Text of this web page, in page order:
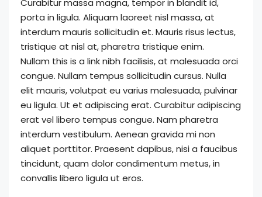
porta in ligula. Aliquam laoreet nisl massa, at
interdum mauris sollicitudin et. Mauris risus lectus,
tristique at nisl at, pharetra tristique enim.
Nullam this is a link nibh facilisis, at malesuada orci
congue. Nullam tempus sollicitudin cursus. Nulla
elit mauris, volutpat eu varius malesuada, pulvinar
eu ligula. Ut et adipiscing erat. Curabitur adipiscing
erat vel libero tempus congue. Nam pharetra
interdum vestibulum. Aenean gravida mi non
aliquet porttitor. Praesent dapibus, nisi a faucibus
tincidunt, quam dolor condimentum metus, in
convallis libero ligula ut eros.